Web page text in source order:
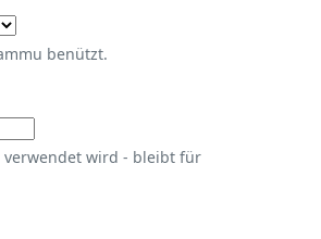
benützt.
verwendet wird - bleibt für